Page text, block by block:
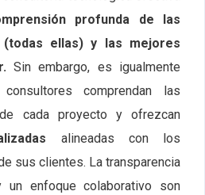
profunda de las
(todas ellas) y las mejores
Sin embargo, es igualmente
comprendan las
cada proyecto y ofrezcan
alineadas con los
sus clientes. La transparencia
un enfoque colaborativo son